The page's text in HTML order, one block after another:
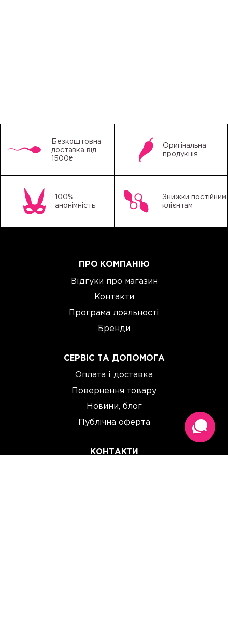
Безкоштовна
доставка від
1500₴
Оригінальна
продукція
100%
анонімність
Знижки постійним
клієнтам
ПРО КОМПАНІЮ
Відгуки про магазин
Контакти
Програма лояльності
Бренди
СЕРВІС ТА ДОПОМОГА
Оплата і доставка
Повернення товару
Новини, блог
Публічна оферта
КОНТАКТИ